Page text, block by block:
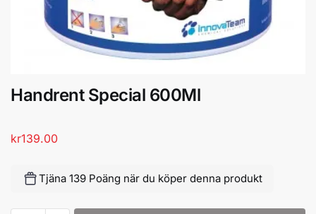
Handrent Special 600Ml
kr139.00
Tjäna 139 Poäng när du köper denna produkt